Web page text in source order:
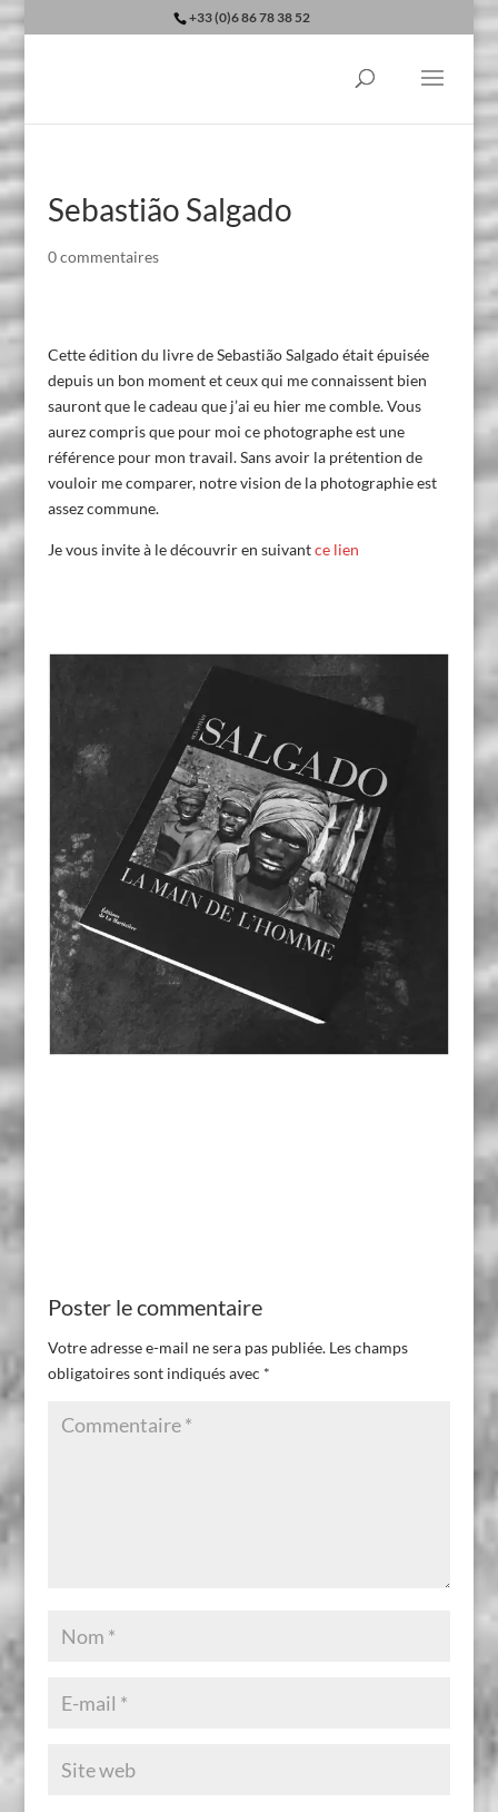
+33 (0)6 86 78 38 52
Sebastião Salgado
0 commentaires
Cette édition du livre de Sebastião Salgado était épuisée
depuis un bon moment et ceux qui me connaissent bien
sauront que le cadeau que j’ai eu hier me comble. Vous
aurez compris que pour moi ce photographe est une
référence pour mon travail. Sans avoir la prétention de
vouloir me comparer, notre vision de la photographie est
assez commune.
Je vous invite à le découvrir en suivantce lien
Poster le commentaire
Votre adresse e-mail ne sera pas publiée. Les champs
obligatoires sont indiqués avec *